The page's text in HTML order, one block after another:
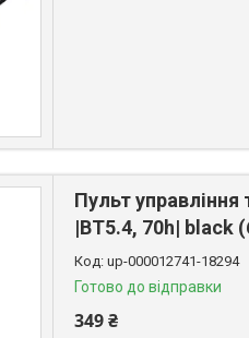
Пульт
|BT5.4, 70h| black
up-000012741-18294
Готово до відправки
349 ₴